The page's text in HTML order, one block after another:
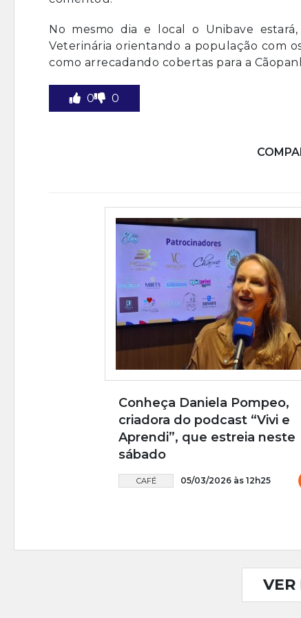
No mesmo dia e local o Unibave
Veterinária orientando a população com
como arrecadando cobertas para a
0 0
Conheça Daniela Pompeo,
criadora do podcast “Vivi e
Aprendi”, que estreia neste
sábado
CAFÉ 05/03/2026 às 12h25
VER